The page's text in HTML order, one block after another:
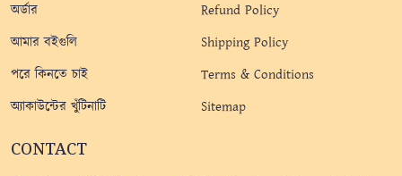
অর্ডার
আমার বইগুলি
পরে কিনতে চাই
অ্যাকাউন্টের খুঁটিনাটি
Refund Policy
Shipping Policy
Terms & Conditions
Sitemap
CONTACT